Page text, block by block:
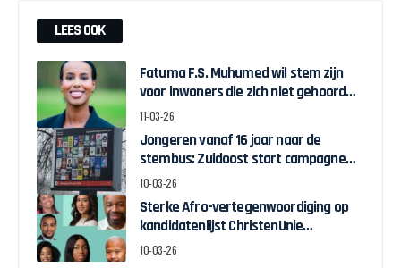
LEES OOK
Fatuma F.S. Muhumed wil stem zijn
voor inwoners die zich niet gehoord
voelen in Apeldoorn
11-03-26
Jongeren vanaf 16 jaar naar de
stembus: Zuidoost start campagne
om opkomst te verhogen
10-03-26
Sterke Afro-vertegenwoordiging op
kandidatenlijst ChristenUnie
Amsterdam
10-03-26